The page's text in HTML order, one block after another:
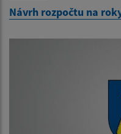
Návrh rozpočtu na